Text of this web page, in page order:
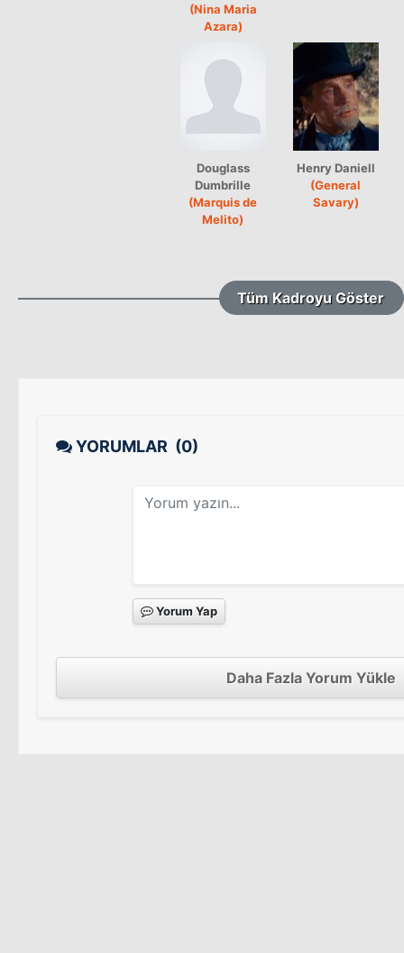
(Nina Maria
Azara)
Douglass
Dumbrille
(Marquis de
Melito)
Henry Daniell
(General
Savary)
Tüm Kadroyu Göster
YORUMLAR (0)
Yorum Yap
Daha Fazla Yorum Yükle